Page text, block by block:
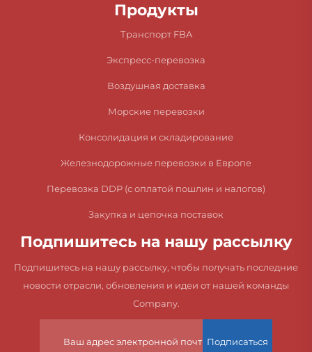
Продукты
Транспорт FBA
Экспресс-перевозка
Воздушная доставка
Морские перевозки
Консолидация и складирование
Железнодорожные перевозки в Европе
Перевозка DDP (с оплатой пошлин и налогов)
Закупка и цепочка поставок
Подпишитесь на нашу рассылку
Подпишитесь на нашу рассылку, чтобы получать последние
новости отрасли, обновления и идеи от нашей команды
Company.
Подписаться